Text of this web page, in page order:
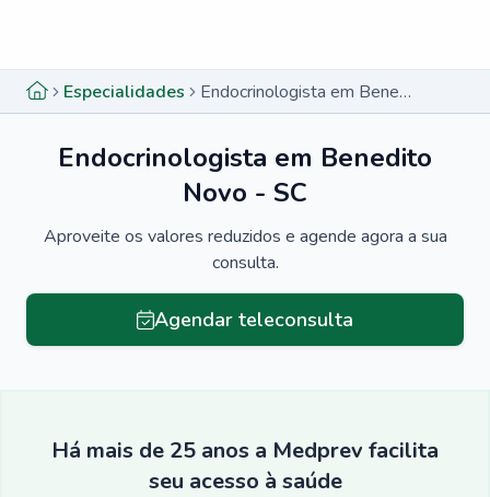
Especialidades Endocrinologista em Benedito Novo - SC
Endocrinologista em Benedito
Novo - SC
Aproveite os valores reduzidos e agende agora a sua
consulta.
Agendar teleconsulta
Há mais de 25 anos a Medprev facilita
seu acesso à saúde